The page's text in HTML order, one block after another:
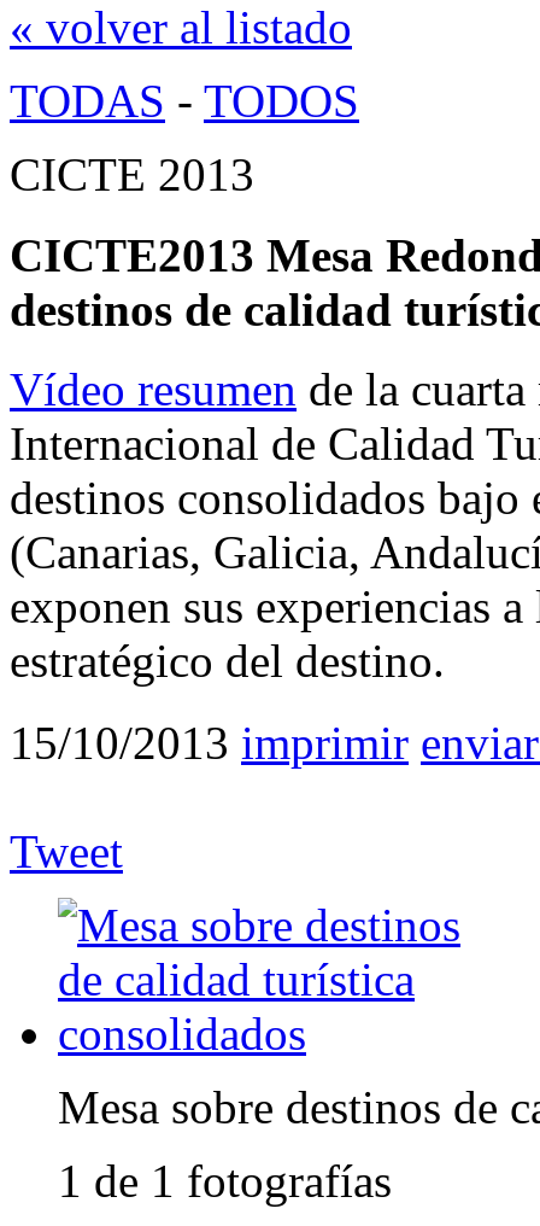
« volver al listado
TODAS - TODOS
CICTE 2013
CICTE2013 Mesa
destinos de calidad
Vídeo resumen de la
Internacional de Calidad
destinos consolidados
(Canarias, Galicia,
exponen sus experiencias
estratégico del destino.
15/10/2013 imprimir
Tweet
Mesa sobre destinos de
1 de 1 fotografías